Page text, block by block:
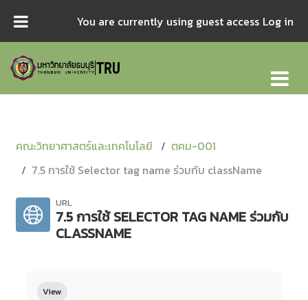
You are currently using guest access Log in
คณะวิทยาศาสตร์และเทคโนโลยี
ตคม-001
7.5 การใช้ Selector tag name ร่วมกับ className
URL
7.5 การใช้ SELECTOR TAG NAME ร่วมกับ
CLASSNAME
View